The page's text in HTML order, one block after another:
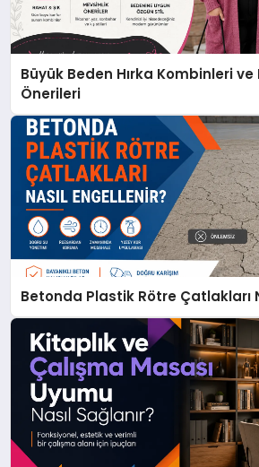
Büyük Beden Hırka Kombinleri
Önerileri
Betonda Plastik Rötre Çatlakları